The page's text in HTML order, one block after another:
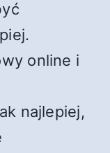
online i
najlepiej,